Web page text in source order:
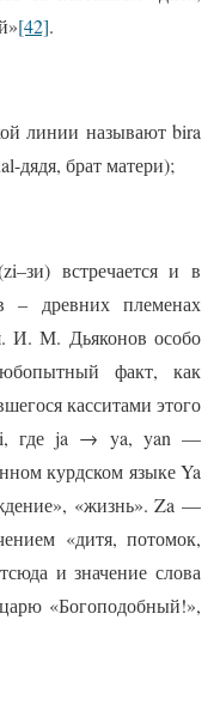
[42].
линии называют bira
дядя, брат матери);
встречается и в
– древних племенах
И. М. Дьяконов особо
факт, как
касситами этого
где ja → ya, yan —
курдском языке Ya
«жизнь». Za —
«дитя, потомок,
и значение слова
«Богоподобный!»,